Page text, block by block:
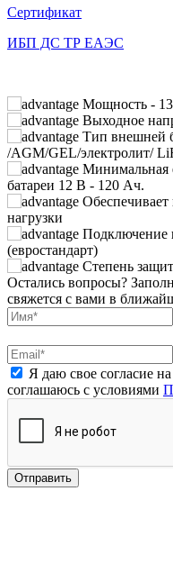
Сертификат
ИБП ДС ТР ЕАЭС
Мощность -
Выходное
Тип внешней
/AGM/GEL/электролит/
Минимальная
батареи 12 В - 120 Ач.
Обеспечивает
нагрузки
Подключение
(евростандарт)
Степень
Остались вопросы?
свяжется с вами в
Я даю свое согласие
соглашаюсь с условиями
Отправить